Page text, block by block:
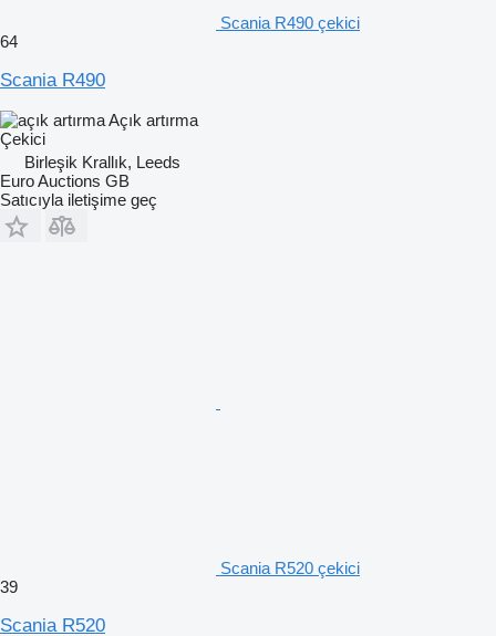
Scania R490 çekici
64
Scania R490
Açık artırma
Çekici
Birleşik Krallık, Leeds
Euro Auctions GB
Satıcıyla iletişime geç
Scania R520 çekici
39
Scania R520